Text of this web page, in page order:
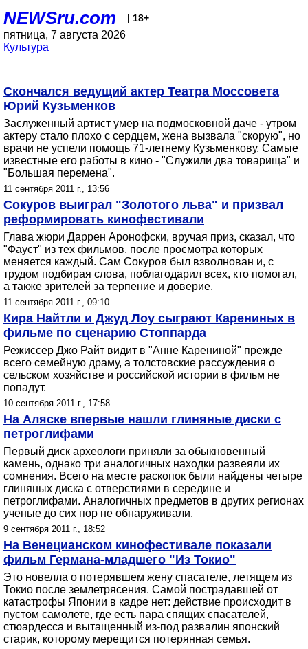
NEWSru.com | 18+
пятница, 7 августа 2026
Культура
Скончался ведущий актер Театра Моссовета
Юрий Кузьменков
Заслуженный артист умер на подмосковной даче - утром
актеру стало плохо с сердцем, жена вызвала "скорую", но
врачи не успели помощь 71-летнему Кузьменкову. Самые
известные его работы в кино - "Служили два товарища" и
"Большая перемена".
11 сентября 2011 г., 13:56
Сокуров выиграл "Золотого льва" и призвал
реформировать кинофестивали
Глава жюри Даррен Аронофски, вручая приз, сказал, что
"Фауст" из тех фильмов, после просмотра которых
меняется каждый. Сам Сокуров был взволнован и, с
трудом подбирая слова, поблагодарил всех, кто помогал,
а также зрителей за терпение и доверие.
11 сентября 2011 г., 09:10
Кира Найтли и Джуд Лоу сыграют Карениных в
фильме по сценарию Стоппарда
Режиссер Джо Райт видит в "Анне Карениной" прежде
всего семейную драму, а толстовские рассуждения о
сельском хозяйстве и российской истории в фильм не
попадут.
10 сентября 2011 г., 17:58
На Аляске впервые нашли глиняные диски с
петроглифами
Первый диск археологи приняли за обыкновенный
камень, однако три аналогичных находки развеяли их
сомнения. Всего на месте раскопок были найдены четыре
глиняных диска с отверстиями в середине и
петроглифами. Аналогичных предметов в других регионах
ученые до сих пор не обнаруживали.
9 сентября 2011 г., 18:52
На Венецианском кинофестивале показали
фильм Германа-младшего "Из Токио"
Это новелла о потерявшем жену спасателе, летящем из
Токио после землетрясения. Самой пострадавшей от
катастрофы Японии в кадре нет: действие происходит в
пустом самолете, где есть пара спящих спасателей,
стюардесса и вытащенный из-под развалин японский
старик, которому мерещится потерянная семья.